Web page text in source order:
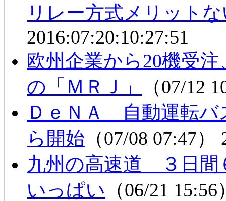
リレー方式メリット
2016:07:20:10:27:51
欧州企業から20機受
の「ＭＲＪ」
（07/12
ＤｅＮＡ 自動運転バ
ら開始 （07/08 07:47）
九州の高速道 ３日
いっぱい （06/21